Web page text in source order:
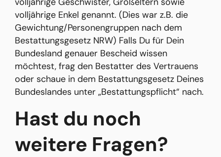
volljährige Enkel genannt. (Dies war z.B. die
Gewichtung/Personengruppen nach dem
Bestattungsgesetz NRW) Falls Du für Dein
Bundesland genauer Bescheid wissen
möchtest, frag den Bestatter des Vertrauens
oder schaue in dem Bestattungsgesetz Deines
Bundeslandes unter „Bestattungspflicht“ nach.
Hast du noch
weitere Fragen?